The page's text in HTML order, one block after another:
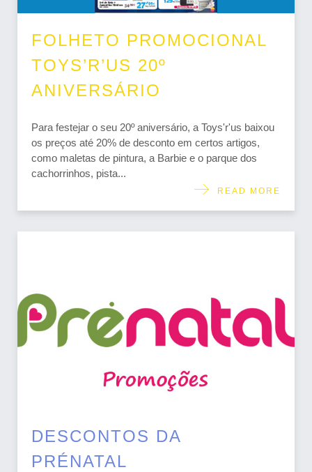
FOLHETO PROMOCIONAL
TOYS’R’US 20º
ANIVERSÁRIO
Para festejar o seu 20º aniversário, a Toys'r'us baixou
os preços até 20% de desconto em certos artigos,
como maletas de pintura, a Barbie e o parque dos
cachorrinhos, pista...
READ MORE
DESCONTOS DA
PRÉNATAL